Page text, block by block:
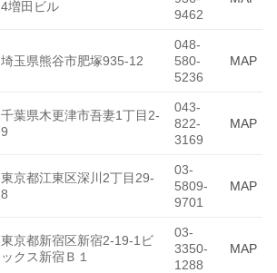
4増田ビル
9462
埼玉県熊谷市肥塚935-12
048-
580-
5236
MAP
千葉県木更津市吾妻1丁目2-
9
043-
822-
3169
MAP
東京都江東区深川2丁目29-
8
03-
5809-
9701
MAP
東京都新宿区新宿2-19-1ビ
ックス新宿Ｂ１
03-
3350-
1288
MAP